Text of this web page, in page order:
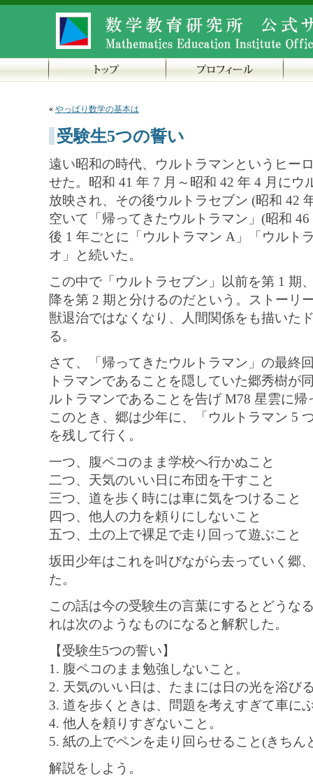
« やっぱり数学の基本は
受験生5つの誓い
遠い昭和の時代、ウルトラマンというヒー
せた。昭和 41 年 7 月～昭和 42 年 4 月に
放映され、その後ウルトラセブン (昭和 42
空いて「帰ってきたウルトラマン」(昭和
後 1 年ごとに「ウルトラマン A」「ウルト
オ」と続いた。
この中で「ウルトラセブン」以前を第 1 期
降を第 2 期と分けるのだという。ストーリ
獣退治ではなくなり、人間関係をも描いた
る。
さて、「帰ってきたウルトラマン」の最終
トラマンであることを隠していた郷秀樹が
ルトラマンであることを告げ M78 星雲に
このとき、郷は少年に、「ウルトラマン 5
を残して行く。
一つ、腹ペコのまま学校へ行かぬこと
二つ、天気のいい日に布団を干すこと
三つ、道を歩く時には車に気をつけること
四つ、他人の力を頼りにしないこと
五つ、土の上で裸足で走り回って遊ぶこと
坂田少年はこれを叫びながら去っていく郷
た。
この話は今の受験生の言葉にするとどうな
れは次のようなものになると解釈した。
【受験生5つの誓い】
1. 腹ペコのまま勉強しないこと。
2. 天気のいい日は、たまには日の光を浴び
3. 道を歩くときは、問題を考えすぎて車に
4. 他人を頼りすぎないこと。
5. 紙の上でペンを走り回らせること(きちん
解説をしよう。